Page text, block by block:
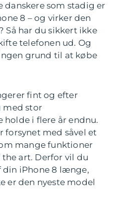
danskere som stadig er
8 – og virker den
Så har du sikkert ikke
telefonen ud. Og
grund til at købe
fint og efter
med stor
holde i flere år endnu.
forsynet med såvel et
mange funktioner
art. Derfor vil du
din iPhone 8 længe,
er den nyeste model